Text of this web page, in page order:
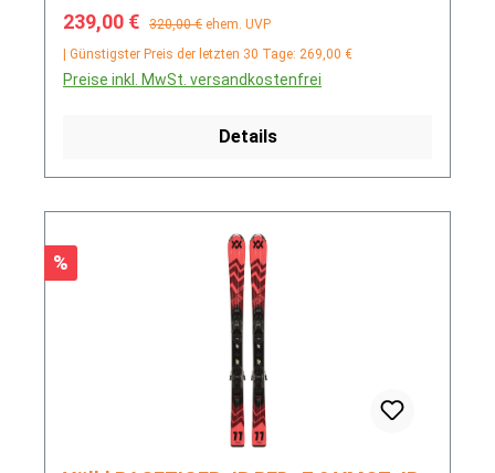
Verkaufspreis:
239,00 € Regulärer Preis:
320,00 € ehem. UVP
| Günstigster Preis der letzten 30 Tage: 269,00 €
Preise inkl. MwSt. versandkostenfrei
Details
Rabatt
%